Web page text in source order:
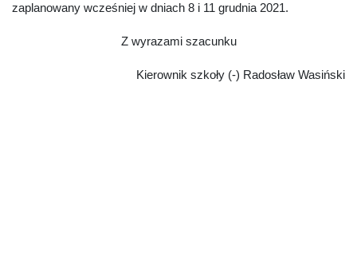
zaplanowany wcześniej w dniach 8 i 11 grudnia 2021.
Z wyrazami szacunku
Kierownik szkoły (-) Radosław Wasiński